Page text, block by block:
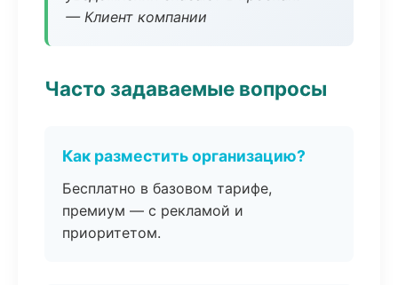
— Клиент компании
Часто задаваемые вопросы
Как разместить организацию?
Бесплатно в базовом тарифе,
премиум — с рекламой и
приоритетом.